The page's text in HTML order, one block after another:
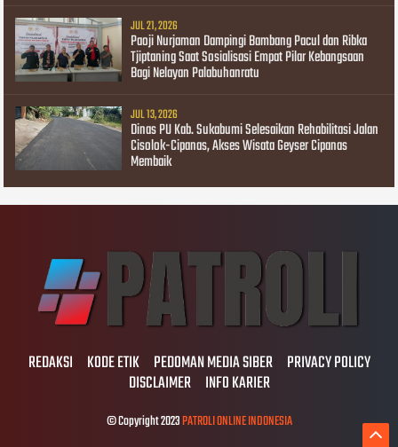
JUL 21, 2026
Paoji Nurjaman Dampingi Bambang Pacul dan Ribka
Tjiptaning Saat Sosialisasi Empat Pilar Kebangsaan
Bagi Nelayan Palabuhanratu
JUL 13, 2026
Dinas PU Kab. Sukabumi Selesaikan Rehabilitasi Jalan
Cisolok-Cipanas, Akses Wisata Geyser Cipanas
Membaik
REDAKSI KODE ETIK PEDOMAN MEDIA SIBER PRIVACY POLICY
DISCLAIMER INFO KARIER
© Copyright 2023PATROLI ONLINE INDONESIA